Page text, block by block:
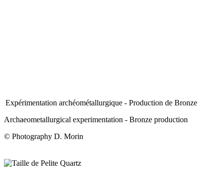
Expérimentation archéométallurgique - Production de Bronze
Archaeometallurgical experimentation - Bronze production
© Photography D. Morin